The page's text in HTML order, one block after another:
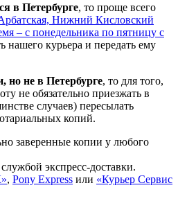
в Петербурге, то проще всего
Нижний Кисловский
– с понедельника по пятницу с
нашего курьера и передать ему
но не в Петербурге, то для того,
не обязательно приезжать в
случаев) пересылать
копий.
заверенные копии у любого
экспресс-доставки.
, Pony Express или «Курьер Сервис